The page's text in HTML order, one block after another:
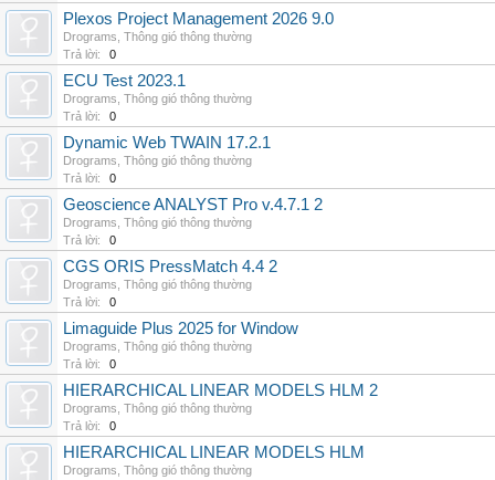
Plexos Project Management 2026 9.0
Drograms Thông gió thông thường
Trả lời:
0
ECU Test 2023.1
Drograms Thông gió thông thường
Trả lời:
0
Dynamic Web TWAIN 17.2.1
Drograms Thông gió thông thường
Trả lời:
0
Geoscience ANALYST Pro v.4.7.1 2
Drograms Thông gió thông thường
Trả lời:
0
CGS ORIS PressMatch 4.4 2
Drograms Thông gió thông thường
Trả lời:
0
Limaguide Plus 2025 for Window
Drograms Thông gió thông thường
Trả lời:
0
HIERARCHICAL LINEAR MODELS HLM 2
Drograms Thông gió thông thường
Trả lời:
0
HIERARCHICAL LINEAR MODELS HLM
Drograms Thông gió thông thường